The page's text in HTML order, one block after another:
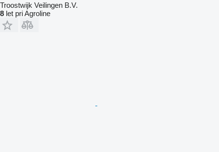
Troostwijk Veilingen B.V.
8 let pri Agroline